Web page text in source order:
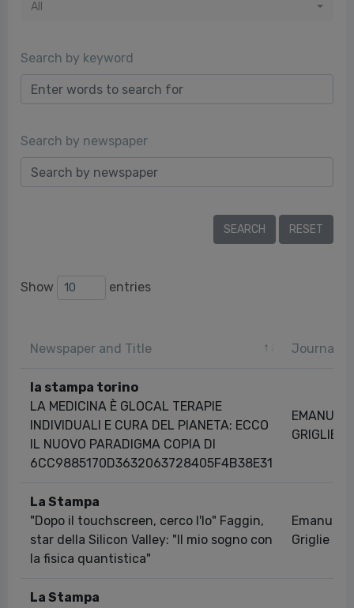
All
Search by keyword
Search by newspaper
Show entries
Newspaper and Title Journalist
la stampa torino
LA MEDICINA È GLOCAL TERAPIE
INDIVIDUALI E CURA DEL PIANETA: ECCO
IL NUOVO PARADIGMA COPIA DI
6CC9885170D3632063728405F4B38E31
GRIGLIÉ
La Stampa
"Dopo il touchscreen, cerco l'Io" Faggin,
star della Silicon Valley: "Il mio sogno con
la fisica quantistica"
Emanuela
Griglie
La Stampa